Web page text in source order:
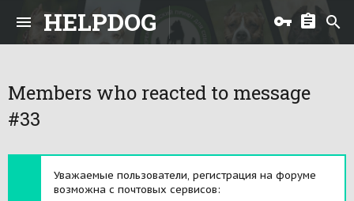
HELPDOG
Members who reacted to message
#33
Уважаемые пользователи, регистрация на форуме
возможна с почтовых сервисов: